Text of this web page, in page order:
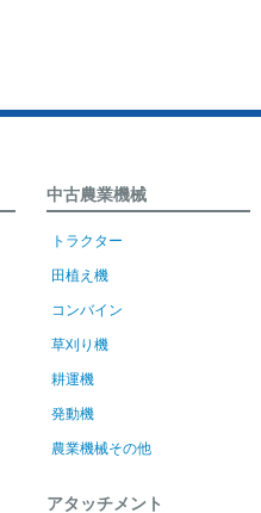
中古農業機械
トラクター
田植え機
コンバイン
草刈り機
耕運機
発動機
農業機械その他
アタッチメント